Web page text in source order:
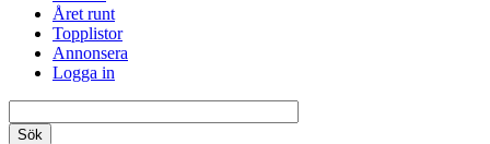
Året runt
Topplistor
Annonsera
Logga in